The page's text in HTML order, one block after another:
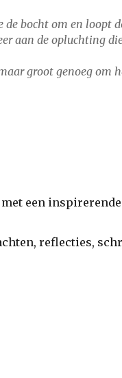
bocht om en loopt
aan de opluchting
groot genoeg om
een
reflecties,